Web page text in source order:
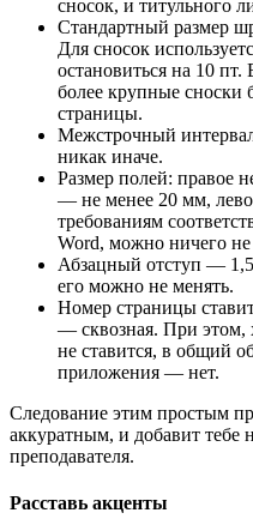
сносок, и титульного
Стандартный размер
Для сносок
остановиться на 10
более крупные сноски
страницы.
Межстрочный
никак иначе.
Размер полей: правое
— не менее 20 мм,
требованиям
Word, можно ничего не
Абзацный отступ —
его можно не менять.
Номер страницы
— сквозная. При этом,
не ставится, в общий
приложения — нет.
Следование этим простым
аккуратным, и добавит тебе
преподавателя.
Расставь акценты